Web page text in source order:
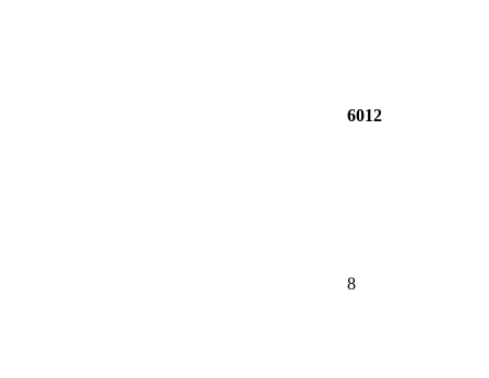
6012
8